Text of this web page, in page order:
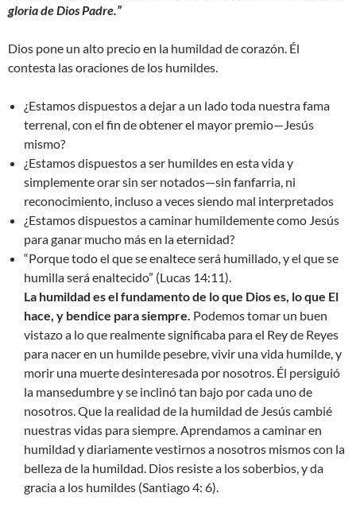
gloria de Dios Padre.”
Dios pone un alto precio en la humildad de corazón. Él
contesta las oraciones de los humildes.
¿Estamos dispuestos a dejar a un lado toda nuestra fama
terrenal, con el fin de obtener el mayor premio—Jesús
mismo?
¿Estamos dispuestos a ser humildes en esta vida y
simplemente orar sin ser notados—sin fanfarria, ni
reconocimiento, incluso a veces siendo mal interpretados
¿Estamos dispuestos a caminar humildemente como Jesús
para ganar mucho más en la eternidad?
“Porque todo el que se enaltece será humillado, y el que se
humilla será enaltecido” (Lucas 14:11).
La humildad es el fundamento de lo que Dios es, lo que El
hace, y bendice para siempre. Podemos tomar un buen
vistazo a lo que realmente significaba para el Rey de Reyes
para nacer en un humilde pesebre, vivir una vida humilde, y
morir una muerte desinteresada por nosotros. Él persiguió
la mansedumbre y se inclinó tan bajo por cada uno de
nosotros. Que la realidad de la humildad de Jesús cambié
nuestras vidas para siempre. Aprendamos a caminar en
humildad y diariamente vestirnos a nosotros mismos con la
belleza de la humildad. Dios resiste a los soberbios, y da
gracia a los humildes (Santiago 4: 6).